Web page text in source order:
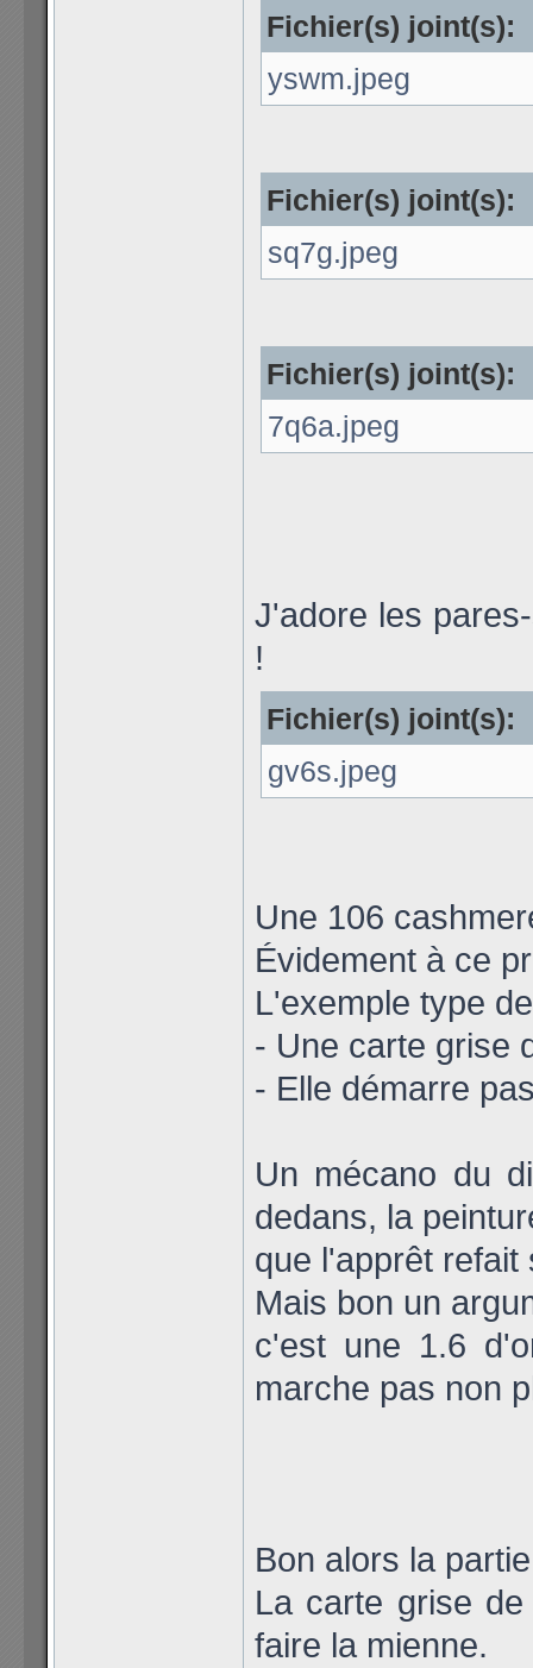
Fichier(s) joint(s):
yswm.jpeg
Fichier(s) joint(s):
sq7g.jpeg
Fichier(s) joint(s):
7q6a.jpeg
J'adore les
!
Fichier(s) joint(s):
gv6s.jpeg
Une 106
Évidement à ce
L'exemple type
- Une carte grise
- Elle démarre
Un mécano du
dedans, la
que l'apprêt
Mais bon un
c'est une 1.6
marche pas non
Bon alors la
La carte grise
faire la mienne.